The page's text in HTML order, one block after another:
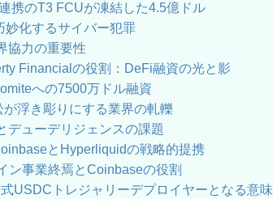
携のT3 FCUが凍結した4.5億ドル
妙化するサイバー犯罪
協力の重要性
Financialの役割：DeFi融資の光と影
への7500万ドル融資
浮き彫りにする業界の軋轢
デューデリジェンスの課題
とHyperliquidの戦略的提携
ン事業終焉とCoinbaseの役割
USDCトレジャリーデプロイヤーとなる意味